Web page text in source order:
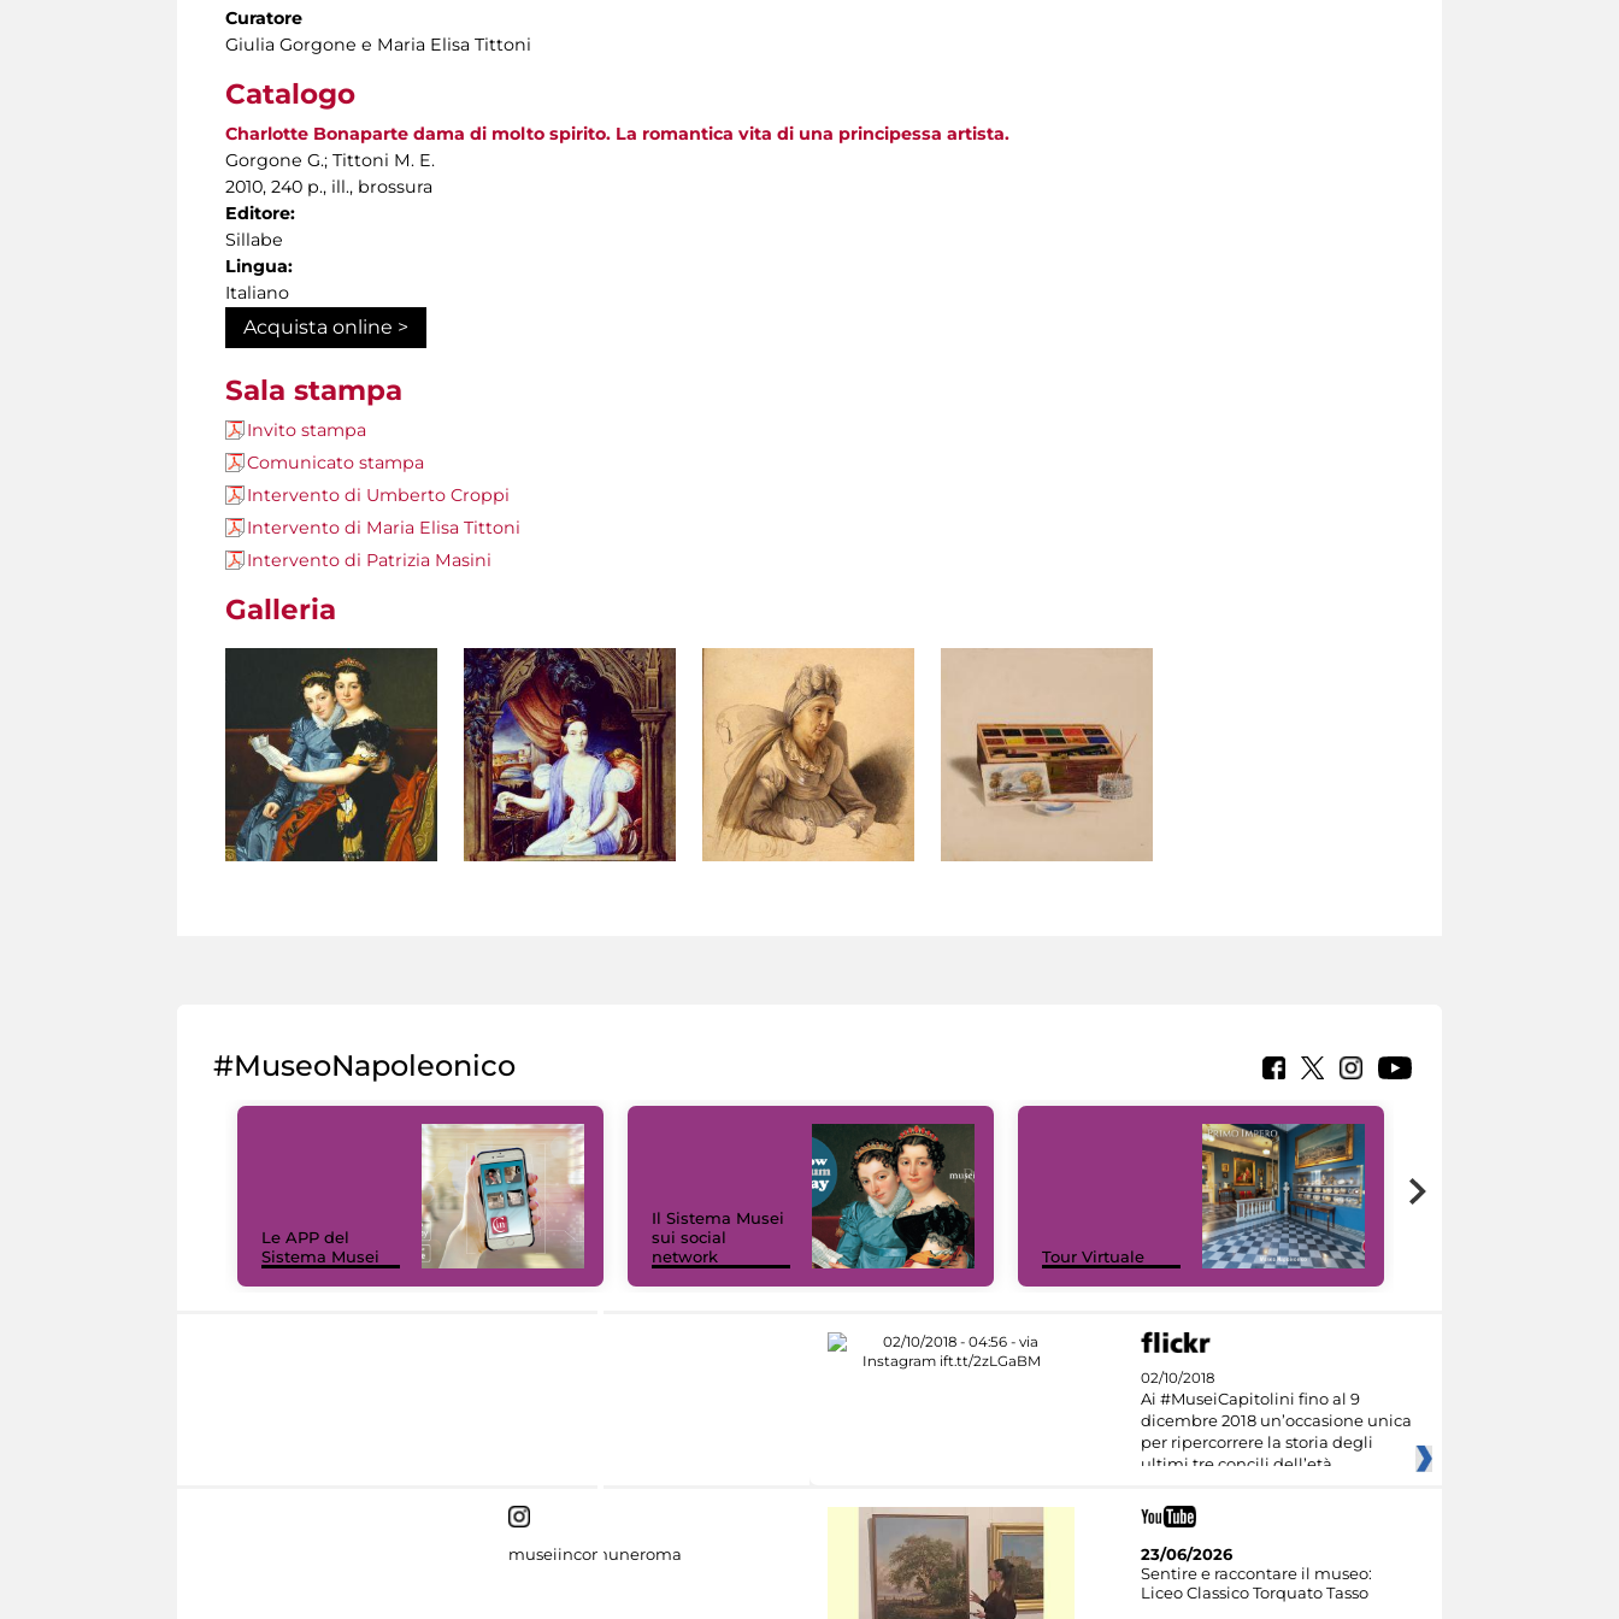
Curatore
Giulia Gorgone e Maria Elisa Tittoni
Catalogo
Charlotte Bonaparte dama di molto spirito. La romantica vita di una principessa artista.
Gorgone G.; Tittoni M. E.
2010, 240 p., ill., brossura
Editore:
Sillabe
Lingua:
Italiano
Acquista online >
Sala stampa
Invito stampa
Comunicato stampa
Intervento di Umberto Croppi
Intervento di Maria Elisa Tittoni
Intervento di Patrizia Masini
Galleria
#MuseoNapoleonico
Le APP del
Sistema Musei
Il Sistema Musei
sui social
network
Tour Virtuale
02/10/2018
Ai #MuseiCapitolini fino al 9
dicembre 2018 un’occasione unica
per ripercorrere la storia degli
ultimi tre concili dell’età
museiincomuneroma
23/06/2026
Sentire e raccontare il museo:
Liceo Classico Torquato Tasso